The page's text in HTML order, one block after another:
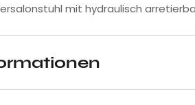
mit hydraulisch